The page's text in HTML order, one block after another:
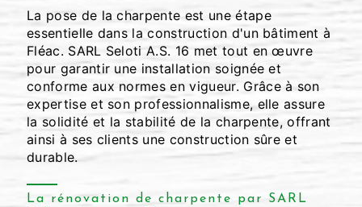
La pose de la charpente est une étape
essentielle dans la construction d'un bâtiment à
Fléac. SARL Seloti A.S. 16 met tout en œuvre
pour garantir une installation soignée et
conforme aux normes en vigueur. Grâce à son
expertise et son professionnalisme, elle assure
la solidité et la stabilité de la charpente, offrant
ainsi à ses clients une construction sûre et
durable.
La rénovation de charpente par SARL